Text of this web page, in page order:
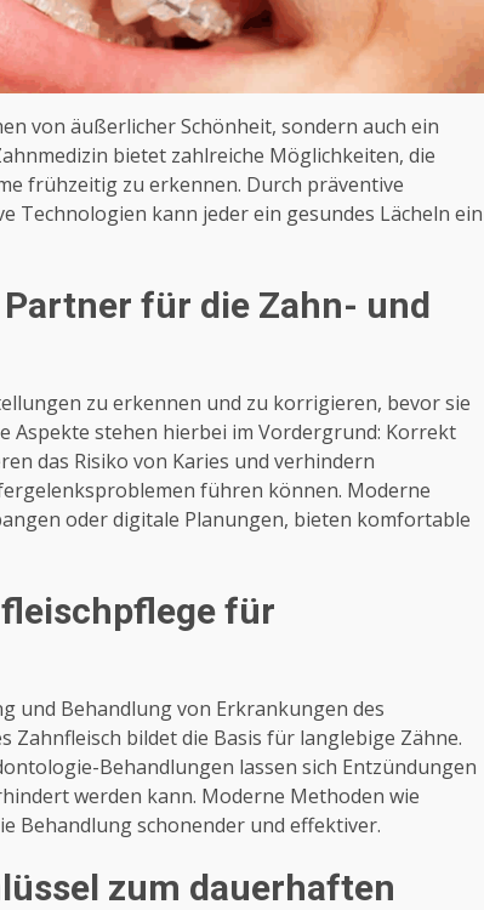
von äußerlicher Schönheit, sondern auch ein
bietet zahlreiche Möglichkeiten, die
frühzeitig zu erkennen. Durch präventive
Technologien kann jeder ein gesundes Lächeln ein
für die Zahn- und
zu erkennen und zu korrigieren, bevor sie
Aspekte stehen hierbei im Vordergrund: Korrekt
das Risiko von Karies und verhindern
führen können. Moderne
oder digitale Planungen, bieten komfortable
für
und Behandlung von Erkrankungen des
Zahnfleisch bildet die Basis für langlebige Zähne.
Behandlungen lassen sich Entzündungen
werden kann. Moderne Methoden wie
Behandlung schonender und effektiver.
zum dauerhaften